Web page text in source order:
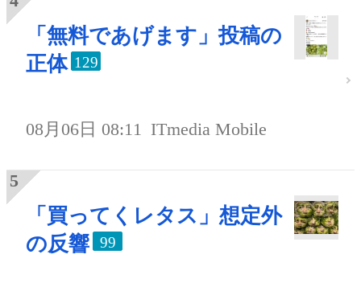
「無料であげます」投稿の
正体 129
08月06日 08:11 ITmedia Mobile
「買ってくレタス」想定外
の反響
99